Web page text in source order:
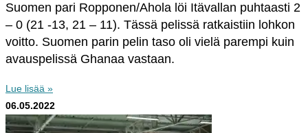
Suomen pari Ropponen/Ahola löi Itävallan puhtaasti 2
– 0 (21 -13, 21 – 11). Tässä pelissä ratkaistiin lohkon
voitto. Suomen parin pelin taso oli vielä parempi kuin
avauspelissä Ghanaa vastaan.
Lue lisää »
06.05.2022